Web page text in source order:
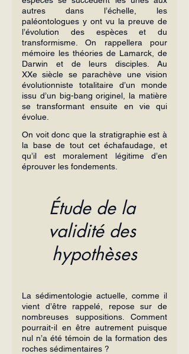
autres dans l’échelle, les
paléontologues y ont vu la preuve de
l’évolution des espèces et du
transformisme. On rappellera pour
mémoire les théories de Lamarck, de
Darwin et de leurs disciples. Au
XXe siècle se parachève une vision
évolutionniste totalitaire d’un monde
issu d’un big-bang originel, la matière
se transformant ensuite en vie qui
évolue.
On voit donc que la stratigraphie est à
la base de tout cet échafaudage, et
qu’il est moralement légitime d’en
éprouver les fondements.
Étude de la
validité des
hypothèses
La sédimentologie actuelle, comme il
vient d’être rappelé, repose sur de
nombreuses suppositions. Comment
pourrait-il en être autrement puisque
nul n’a été témoin de la formation des
roches sédimentaires ?